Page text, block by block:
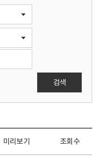
검색
미리보기 조회수